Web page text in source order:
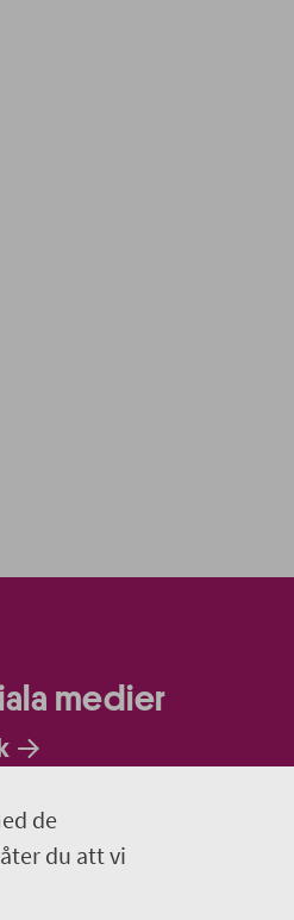
de
du att vi
medier